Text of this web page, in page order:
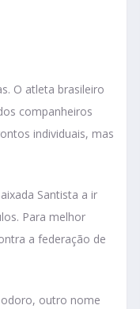
O atleta brasileiro
companheiros
individuais, mas
Santista a ir
Para melhor
a federação de
outro nome